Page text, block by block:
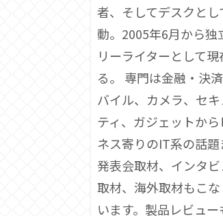
者、そしてデスクとし
動。2005年6月から独
リーライターとして
る。 専門は金融・決
バイル、カメラ、セキ
ティ、ガジェットから
ネス寄りのIT系の話題
発表会取材、インタビ
取材、海外取材もこな
います。製品レビュ